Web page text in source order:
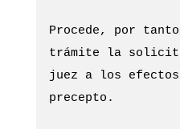
Procede, por
trámite la
juez a los
precepto.